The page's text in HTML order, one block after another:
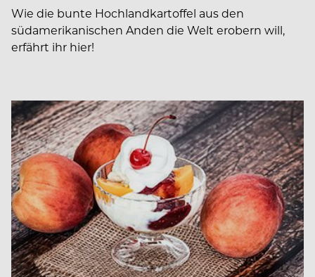
Wie die bunte Hochlandkartoffel aus den
südamerikanischen Anden die Welt erobern will,
erfährt ihr hier!